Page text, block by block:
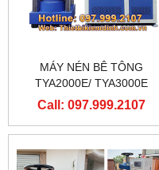
MÁY NÉN BÊ TÔNG
TYA2000E/ TYA3000E
Call: 097.999.2107